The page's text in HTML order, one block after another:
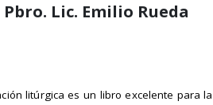
Lic. Emilio Rueda
litúrgica es un libro excelente para la